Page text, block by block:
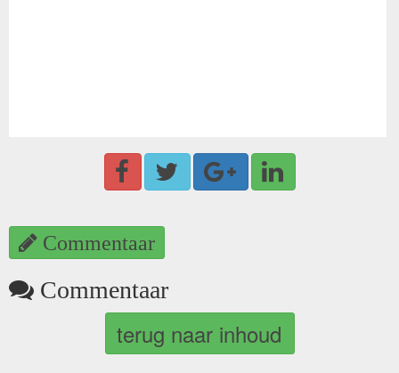
Commentaar
Commentaar
terug naar inhoud